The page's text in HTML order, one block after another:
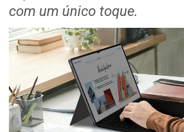
com um único toque.